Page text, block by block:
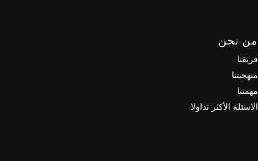
من نحن
فريقنا
منهجيتنا
مهمتنا
الاسئلة الأكثر تداولا